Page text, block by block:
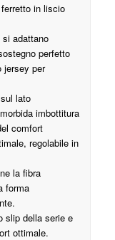
in liscio
adattano
perfetto
jersey per
lato
imbottitura
comfort
regolabile in
la fibra
forma
slip della serie e
ottimale.